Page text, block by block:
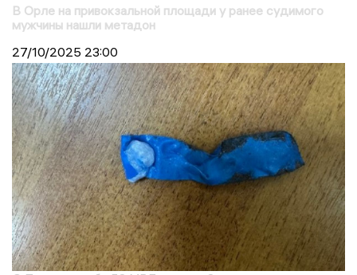
В Орле на привокзальной площади у ранее судимого
мужчины нашли метадон
27/10/2025 23:00